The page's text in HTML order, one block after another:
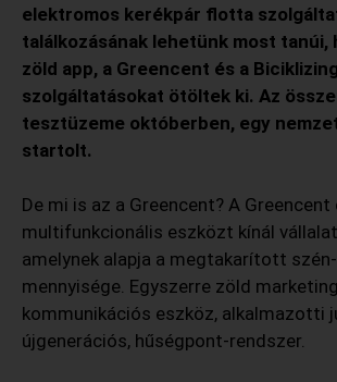
elektromos kerékpár flotta
találkozásának lehetünk most tanúi,
zöld app, a Greencent és a
szolgáltatásokat ötöltek ki. Az
tesztüzeme októberben, egy
startolt.
De mi is az a Greencent? A Greencent
multifunkcionális eszközt kínál
amelynek alapja a megtakarított
mennyisége. Egyszerre zöld
kommunikációs eszköz, alkalmazotti
újgenerációs, hűségpont-rendszer.